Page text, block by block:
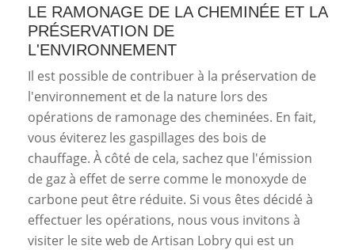
LE RAMONAGE DE LA CHEMINÉE ET LA
PRÉSERVATION DE
L'ENVIRONNEMENT
Il est possible de contribuer à la préservation de
l'environnement et de la nature lors des
opérations de ramonage des cheminées. En fait,
vous éviterez les gaspillages des bois de
chauffage. À côté de cela, sachez que l'émission
de gaz à effet de serre comme le monoxyde de
carbone peut être réduite. Si vous êtes décidé à
effectuer les opérations, nous vous invitons à
visiter le site web de Artisan Lobry qui est un